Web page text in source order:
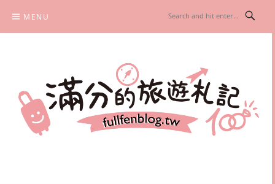
content
MENU